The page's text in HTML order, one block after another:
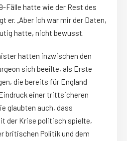
Fälle hatte wie der Rest des
er. „Aber ich war mir der Daten,
hatte, nicht bewusst.
hatten inzwischen den
sich beeilte, als Erste
die bereits für England
einer trittsicheren
glaubten auch, dass
der Krise politisch spielte,
britischen Politik und dem